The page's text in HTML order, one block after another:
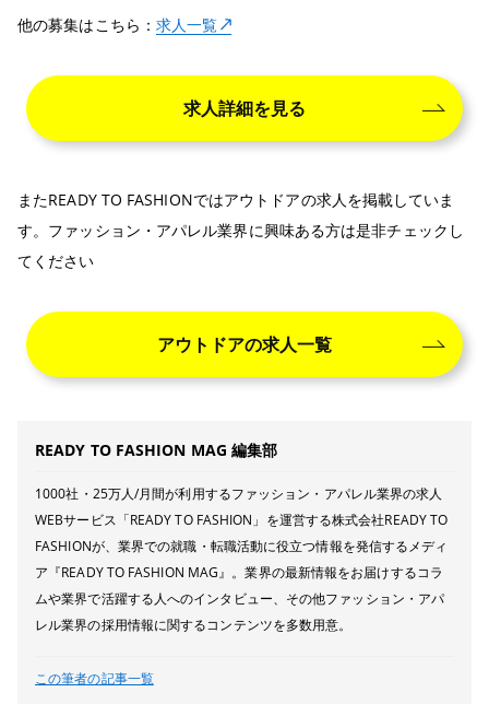
他の募集はこちら： 求人一覧
求人詳細を見る
またREADY TO FASHIONではアウトドアの求人を掲載していま
す。ファッション・アパレル業界に興味ある方は是非チェックし
てください
アウトドアの求人一覧
READY TO FASHION MAG 編集部
1000社・25万人/月間が利用するファッション・アパレル業界の求人
WEBサービス「READY TO FASHION」を運営する株式会社READY TO
FASHIONが、業界での就職・転職活動に役立つ情報を発信するメディ
ア『READY TO FASHION MAG』。業界の最新情報をお届けするコラ
ムや業界で活躍する人へのインタビュー、その他ファッション・アパ
レル業界の採用情報に関するコンテンツを多数用意。
この筆者の記事一覧